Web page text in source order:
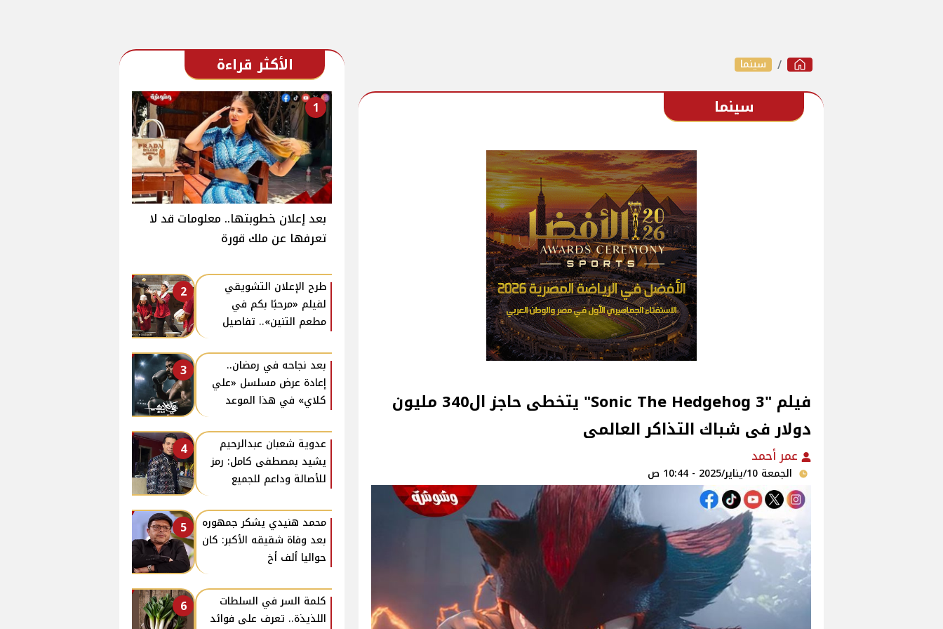
سينما
سينما
فيلم "Sonic The Hedgehog 3" يتخطى حاجز ال340 مليون
دولار فى شباك التذاكر العالمى
عمر أحمد
الجمعة 10/يناير/2025 - 10:44 ص
الأكثر قراءة
1
بعد إعلان خطوبتها.. معلومات قد لا
تعرفها عن ملك قورة
2
طرح الإعلان التشويقي
لفيلم «مرحبًا بكم في
مطعم التنين».. تفاصيل
3
بعد نجاحه في رمضان..
إعادة عرض مسلسل «علي
كلاي» في هذا الموعد
4
عدوية شعبان عبدالرحيم
يشيد بمصطفى كامل: رمز
للأصالة وداعم للجميع
5
محمد هنيدي يشكر جمهوره
بعد وفاة شقيقه الأكبر: كان
حواليا ألف أخ
6
كلمة السر في السلطات
اللذيذة.. تعرف على فوائد